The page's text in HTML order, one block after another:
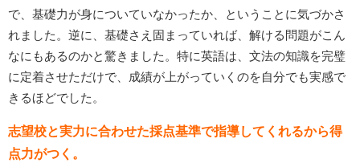
で、基礎力が身についていなかったか、ということに気づかさ
れました。逆に、基礎さえ固まっていれば、解ける問題がこん
なにもあるのかと驚きました。特に英語は、文法の知識を完璧
に定着させただけで、成績が上がっていくのを自分でも実感で
きるほどでした。
志望校と実力に合わせた採点基準で指導してくれるから得
点力がつく。